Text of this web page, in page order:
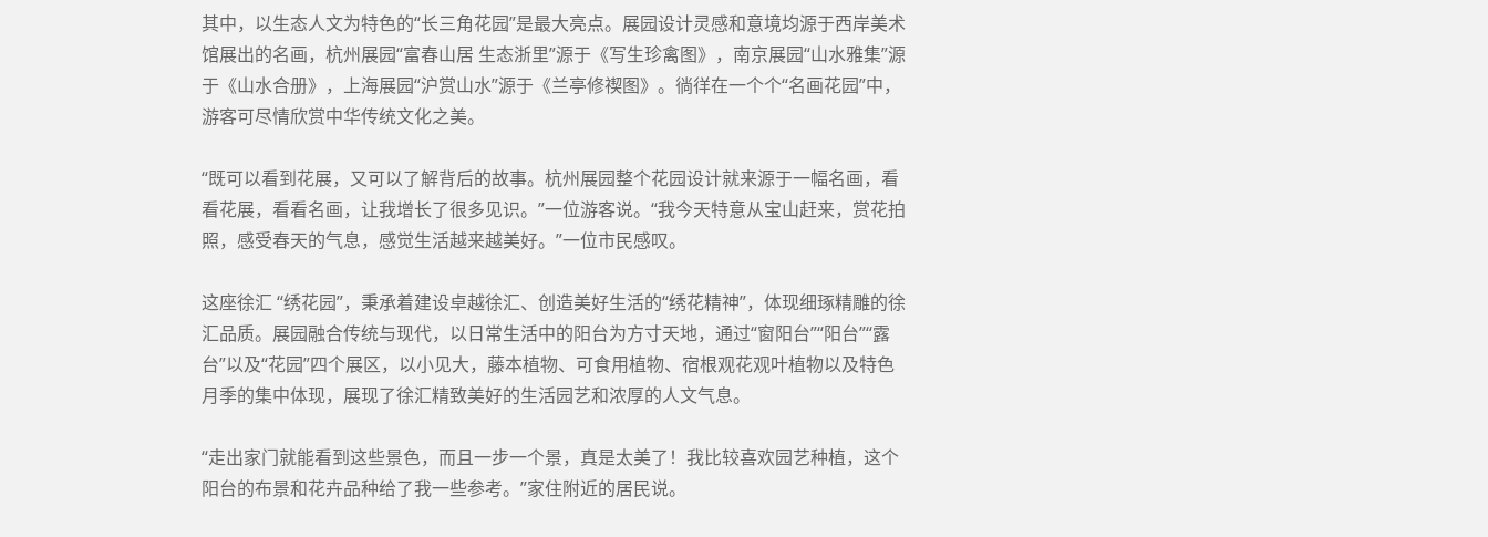
其中，以生态人文为特色的“长三角花园”是最大亮点。展园设计灵感和意境均源于西岸美术
馆展出的名画，杭州展园“富春山居 生态浙里”源于《写生珍禽图》，南京展园“山水雅集”源
于《山水合册》，上海展园“沪赏山水”源于《兰亭修禊图》。徜徉在一个个“名画花园”中，
游客可尽情欣赏中华传统文化之美。
“既可以看到花展，又可以了解背后的故事。杭州展园整个花园设计就来源于一幅名画，看
看花展，看看名画，让我增长了很多见识。”一位游客说。“我今天特意从宝山赶来，赏花拍
照，感受春天的气息，感觉生活越来越美好。”一位市民感叹。
这座徐汇 “绣花园”，秉承着建设卓越徐汇、创造美好生活的“绣花精神”，体现细琢精雕的徐
汇品质。展园融合传统与现代，以日常生活中的阳台为方寸天地，通过“窗阳台”“阳台”“露
台”以及“花园”四个展区，以小见大，藤本植物、可食用植物、宿根观花观叶植物以及特色
月季的集中体现，展现了徐汇精致美好的生活园艺和浓厚的人文气息。
“走出家门就能看到这些景色，而且一步一个景，真是太美了！我比较喜欢园艺种植，这个
阳台的布景和花卉品种给了我一些参考。”家住附近的居民说。